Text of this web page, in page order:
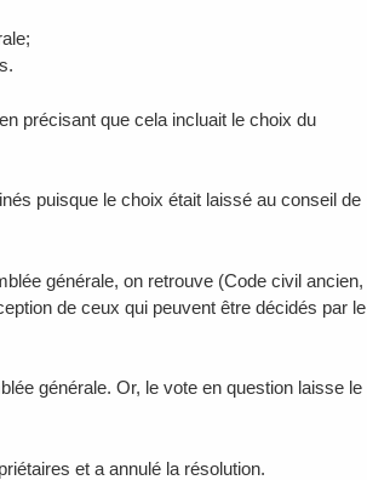
précisant que cela incluait le choix du
puisque le choix était laissé au conseil de
générale, on retrouve (Code civil ancien,
de ceux qui peuvent être décidés par le
générale. Or, le vote en question laisse le
et a annulé la résolution.